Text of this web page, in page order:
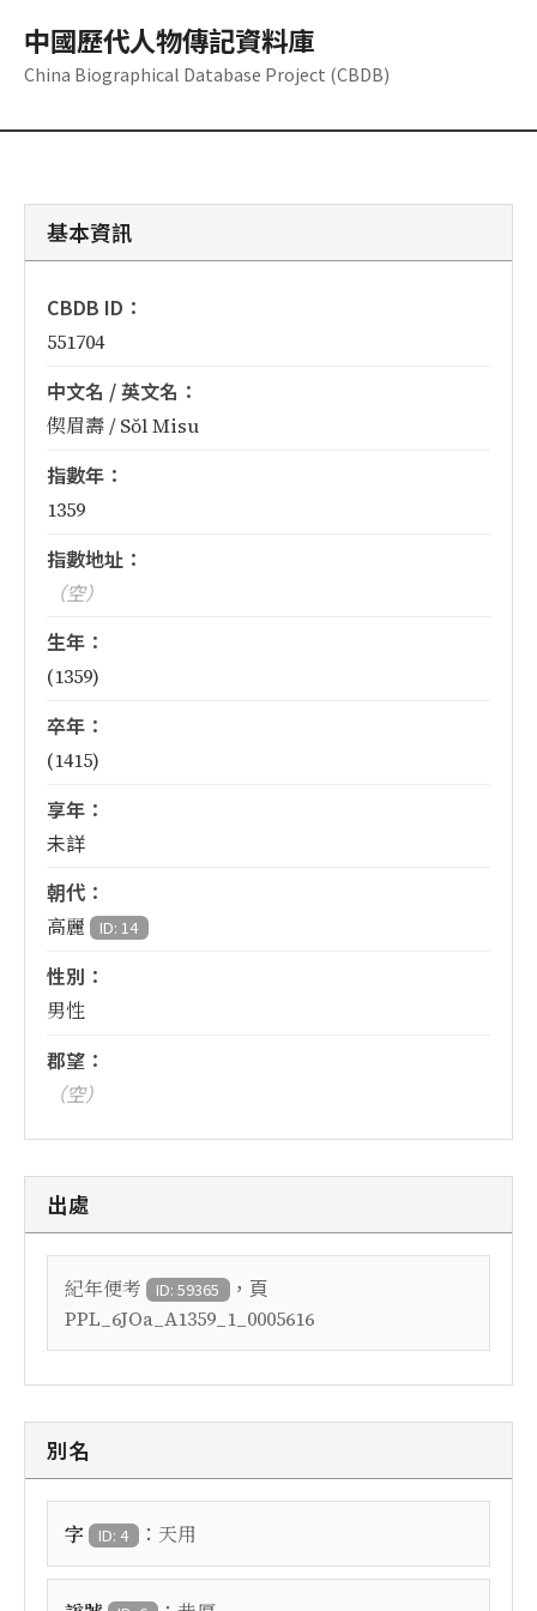
中國歷代人物傳記資料庫
China Biographical Database Project (CBDB)
基本資訊
CBDB ID：
551704
中文名 / 英文名：
偰眉壽 / Sŏl Misu
指數年：
1359
指數地址：
（空）
生年：
(1359)
卒年：
(1415)
享年：
未詳
朝代：
高麗 ID: 14
性別：
男性
郡望：
（空）
出處
紀年便考 ID: 59365 ，頁
PPL_6JOa_A1359_1_0005616
別名
字 ID: 4 ： 天用